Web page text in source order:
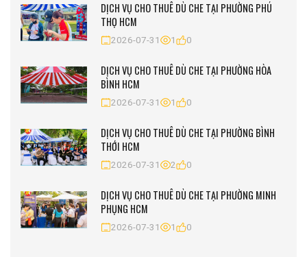
DỊCH VỤ CHO THUÊ DÙ CHE TẠI PHƯỜNG PHÚ
THỌ HCM
2026-07-31 1 0
DỊCH VỤ CHO THUÊ DÙ CHE TẠI PHƯỜNG HÒA
BÌNH HCM
2026-07-31 1 0
DỊCH VỤ CHO THUÊ DÙ CHE TẠI PHƯỜNG BÌNH
THỚI HCM
2026-07-31 2 0
DỊCH VỤ CHO THUÊ DÙ CHE TẠI PHƯỜNG MINH
PHỤNG HCM
2026-07-31 1 0